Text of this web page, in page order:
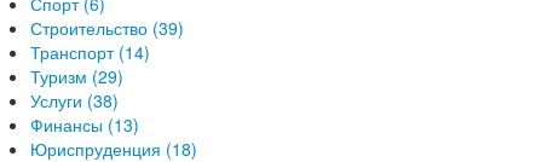
Строительство (39)
Транспорт (14)
Туризм (29)
Услуги (38)
Финансы (13)
Юриспруденция (18)